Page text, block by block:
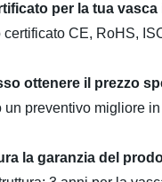
per la tua
certificato CE, RoHS,
ottenere il prezzo
un preventivo migliore
la garanzia del